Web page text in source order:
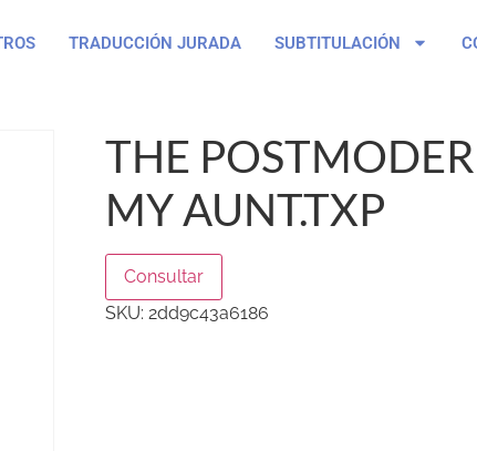
TRADUCCIÓN JURADA SUBTITULACIÓN
THE
MY AUNT.TXP
Consultar
SKU: 2dd9c43a6186